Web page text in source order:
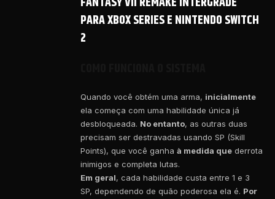
PARA XBOX SERIES E NINTENDO SWITCH
2
Quando você obtém uma arma, inicialmente
ela começa com uma habilidade única já
desbloqueada. No entanto, as outras duas
precisam ser destravadas usando SP (Skill
Points), que você ganha à medida que derrota
inimigos e completa lutas.
Em geral, cada habilidade custa entre 1 e 3
SP, dependendo de quão poderosa ela é. Por